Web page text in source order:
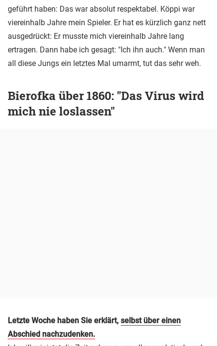
geführt haben: Das war absolut respektabel. Köppi war
viereinhalb Jahre mein Spieler. Er hat es kürzlich ganz nett
ausgedrückt: Er musste mich viereinhalb Jahre lang
ertragen. Dann habe ich gesagt: "Ich ihn auch." Wenn man
all diese Jungs ein letztes Mal umarmt, tut das sehr weh.
Bierofka über 1860: "Das Virus wird
mich nie loslassen"
Letzte Woche haben Sie erklärt, selbst über einen
Abschied nachzudenken.